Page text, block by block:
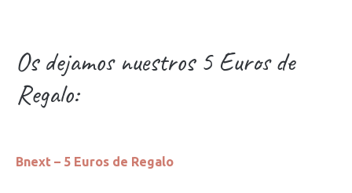
Os dejamos nuestros 5 Euros de
Regalo:
Bnext – 5 Euros de Regalo